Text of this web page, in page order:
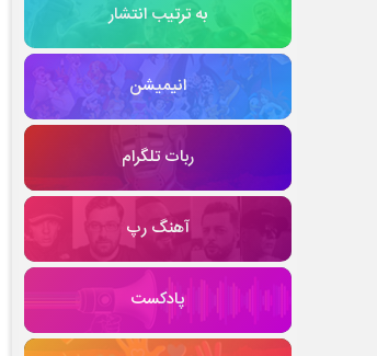
به ترتیب انتشار
انیمیشن
ربات تلگرام
آهنگ رپ
پادکست